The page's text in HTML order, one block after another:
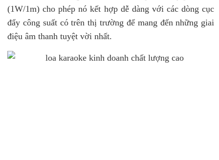
(1W/1m) cho phép nó kết hợp dễ dàng với các dòng cục
đẩy công suất có trên thị trường để mang đến những giai
điệu âm thanh tuyệt vời nhất.